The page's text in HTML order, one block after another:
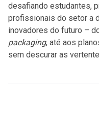
desafiando estudantes,
profissionais do setor a
inovadores do futuro –
packaging, até aos
sem descurar as